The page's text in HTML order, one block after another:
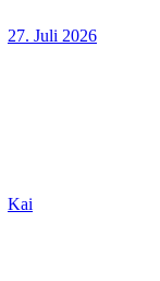
27. Juli 2026
Kai